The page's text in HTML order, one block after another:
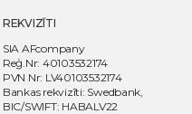
REKVIZĪTI
SIA AFcompany
Reģ.Nr: 40103532174
PVN Nr: LV40103532174
Bankas rekvizīti: Swedbank,
BIC/SWIFT: HABALV22